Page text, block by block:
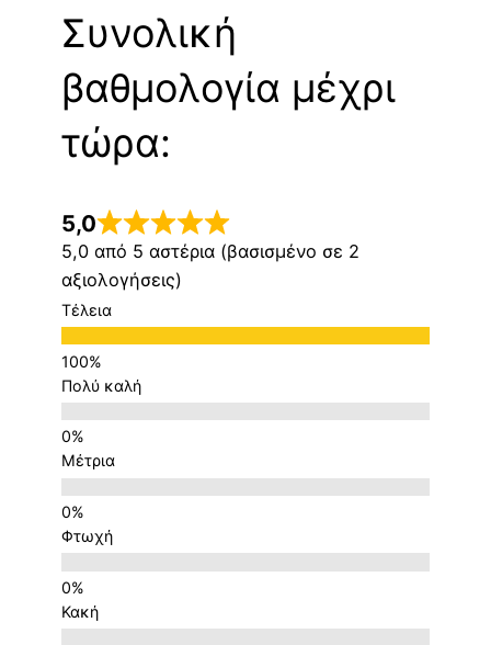
Συνολική
βαθμολογία μέχρι
τώρα:
5,0
5,0 από 5 αστέρια (βασισμένο σε 2
αξιολογήσεις)
Τέλεια
Πολύ καλή
Μέτρια
Φτωχή
Κακή